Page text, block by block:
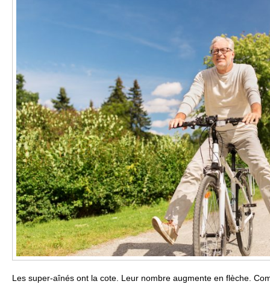
Les super-aînés ont la cote. Leur nombre augmente en flèche.